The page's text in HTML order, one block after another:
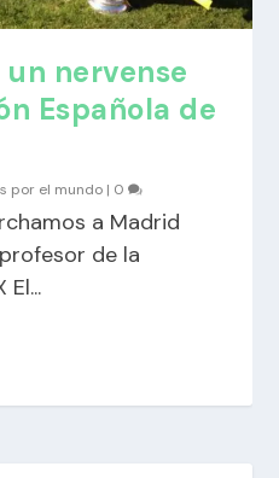
nervense
Española de
por el mundo | 0
a Madrid
de la